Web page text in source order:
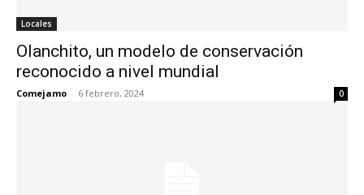
Locales
Olanchito, un modelo de conservación
reconocido a nivel mundial
Comejamo - 6 febrero, 2024 0